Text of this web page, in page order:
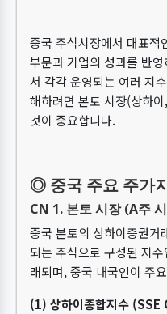
중국 주식시장에서 대표적
부문과 기업의 성과를 반
서 각각 운영되는 여러 지
해하려면 본토 시장(상하
것이 중요합니다.
◎ 중국 주요 주가
CN 1. 본토 시장 (A주
중국 본토의 상하이증권거
되는 주식으로 구성된 지
래되며, 중국 내국인이 주
(1) 상하이종합지수